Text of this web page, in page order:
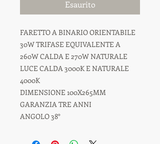
Esaurito
FARETTO A BINARIO ORIENTABILE
30W TRIFASE EQUIVALENTE A
260W CALDA E 270W NATURALE
LUCE CALDA 3000K E NATURALE
4000K
DIMENSIONE 100X265MM
GARANZIA TRE ANNI
ANGOLO 38°